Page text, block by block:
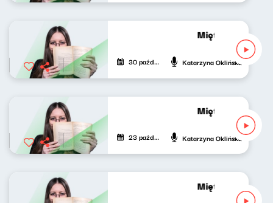
Mięta do
30 października 2021 Katarzyna Oklińska
Mięta do
23 października 2021 Katarzyna Oklińska
Mięta do